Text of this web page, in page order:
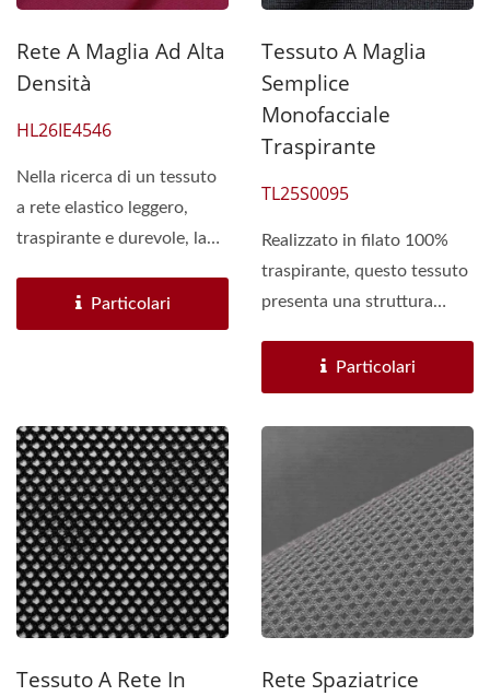
Rete A Maglia Ad Alta
Densità
HL26IE4546
Nella ricerca di un tessuto
a rete elastico leggero,
traspirante e durevole, la
Particolari
Tessuto A Maglia
Semplice
Monofacciale
Traspirante
TL25S0095
Realizzato in filato 100%
traspirante, questo tessuto
presenta una struttura
Particolari
Tessuto A Rete In
Rete Spaziatrice